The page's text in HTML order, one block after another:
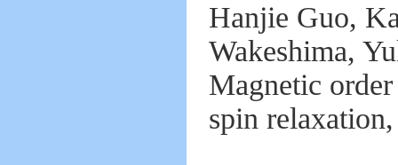
Hanjie Guo,
Wakeshima,
Magnetic
spin